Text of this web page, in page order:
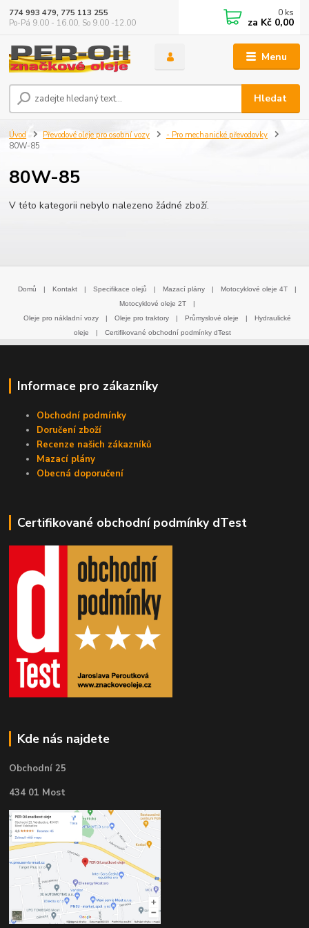
Menu
Hledat
774 993 479, 775 113 255
Po-Pá 9.00 - 16.00, So 9.00 -12.00
0 ks
za Kč 0,00
Úvod Převodové oleje pro osobní vozy
- Pro mechanické převodovky
80W-85
80W-85
V této kategorii nebylo nalezeno žádné zboží.
Domů | Kontakt | Specifikace olejů | Mazací plány | Motocyklové oleje 4T
|
Motocyklové oleje 2T
|
Oleje pro nákladní vozy
| Oleje pro traktory | Průmyslové oleje |
Hydraulické
oleje
| Certifikované obchodní podmínky dTest
Informace pro zákazníky
Obchodní podmínky
Doručení zboží
Recenze našich zákazníků
Mazací plány
Obecná doporučení
Certifikované obchodní podmínky dTest
Kde nás najdete
Obchodní 25
434 01 Most